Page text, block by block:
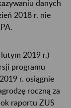
danych
2018 r. nie
lutym 2019 r.)
programu
r. osiągnie
roczną za
raportu ZUS